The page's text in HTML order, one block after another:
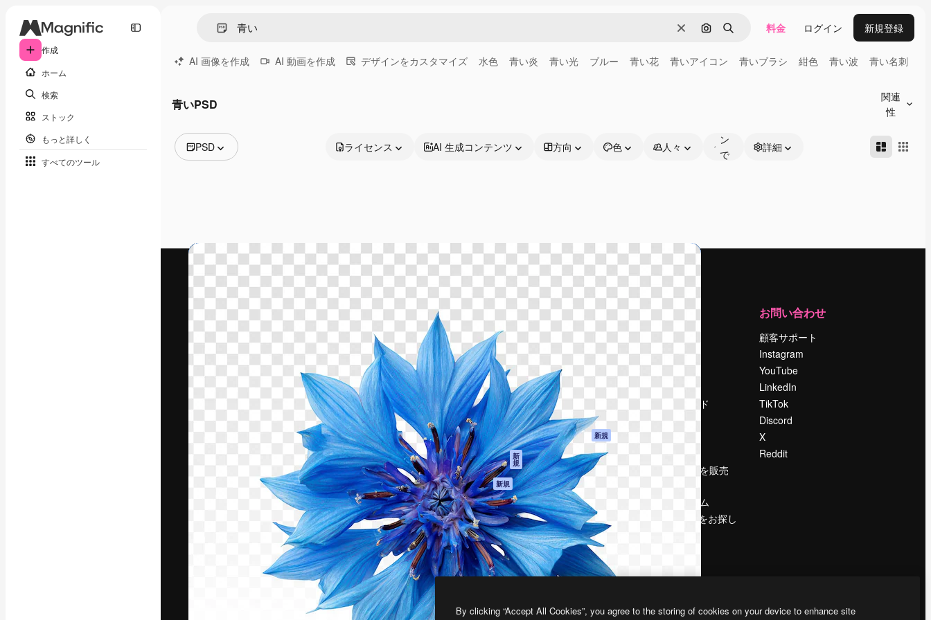
作成
ホーム
検索
ストック
もっと詳しく
すべてのツール
消去 画像で検索
検索 料金 ログイン 新規登録
AI 画像を作成 AI 動画を作成 デザインをカスタマイズ 水色 青い炎 青い光 ブルー 青い花 青いアイコン 青いブラシ 紺色 青い波 青い名刺
青いPSD
関連
性
PSD
動画
アイコン
3D モデル
フォント
ライセンス AI 生成コンテンツ 方向 色 人々
ン
で
詳細
最高のクリエイティブ制作を導くためのプラ
ットフォーム。クリエイター、企業、代理
店、スタジオを含む100万人以上が利用して
います。
日本語
製品
Spaces
AI アシスタント
AI 画像生成ツール
AI 動画生成ツール
AI 音声合成ツール
ストックコンテン
ツ
Claude/ChatGPT
向けMCP
新
規
エージェント 新規
API
モバイルアプリ
すべてのMagnificツ
ール
はじめに
ドキュメント
サポート
利用規約
プライバシーポリ
シー
オリジナル 新規
クッキーポリシー
トラストセンター
アフィリエイト
法人向け
運営
会社概要
採用情報
検索トレンド
ブログ
コンテンツを販売
プレスルーム
magnific.aiをお探し
お問い合わせ
顧客サポート
Instagram
YouTube
LinkedIn
TikTok
Discord
X
Reddit
2026Freepik Company S.L.U. 無断複写・転載を禁じます
By clicking “Accept All Cookies”, you agree to the storing of cookies on your device to enhance site